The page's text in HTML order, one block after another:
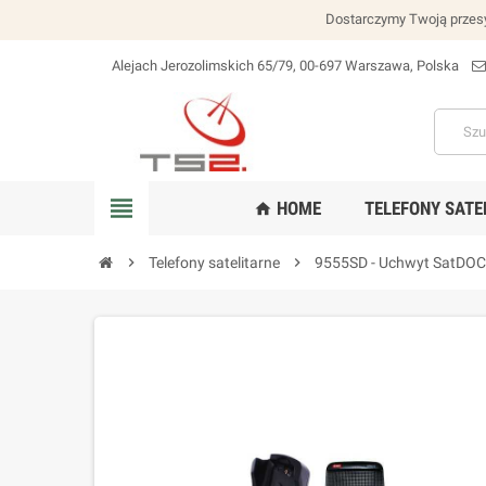
Dostarczymy Twoją
lokalizacja_na
Alejach Jerozolimskich 65/79, 00-697 Warszawa, Polska
view_headline home HOME TELEFONY
chevron_right Telefony satelitarne chevron_right 9555SD - Uchwyt